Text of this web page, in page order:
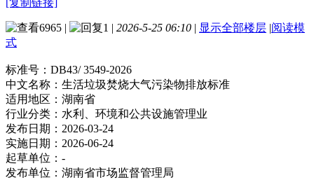
6965 | 1 | 2026-5-25 06:10 | 显示全部楼层 |阅读模
式
标准号： DB43/ 3549-2026
中文名称： 生活垃圾焚烧大气污染物排放标准
适用地区： 湖南省
行业分类： 水利、环境和公共设施管理业
发布日期： 2026-03-24
实施日期： 2026-06-24
起草单位： -
发布单位： 湖南省市场监督管理局